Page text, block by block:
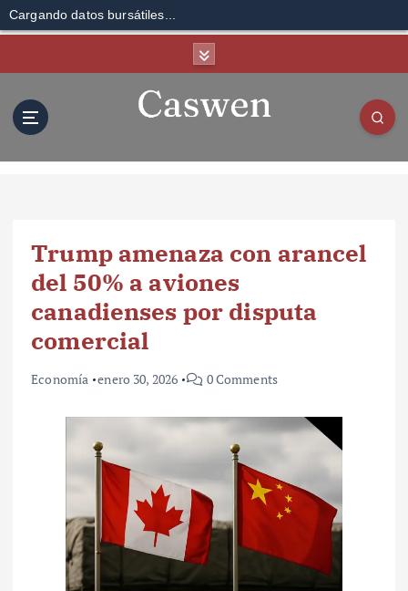
Cargando datos bursátiles...
Trump amenaza con arancel
del 50% a aviones
canadienses por disputa
comercial
Economía enero 30, 2026 0 Comments